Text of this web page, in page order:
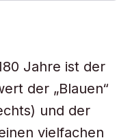
Jahre ist der
der „Blauen“
und der
vielfachen